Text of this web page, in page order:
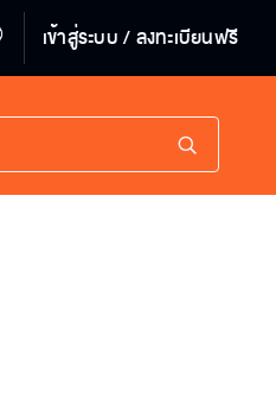
เข้าสู่ระบบ / ลงทะเบียนฟรี